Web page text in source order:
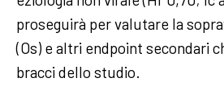
proseguirà per valutare la
(Os) e altri endpoint secondari
bracci dello studio.